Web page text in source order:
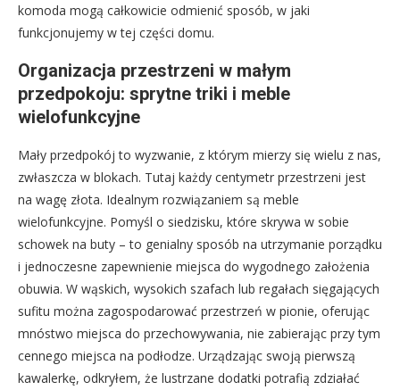
komoda mogą całkowicie odmienić sposób, w jaki
funkcjonujemy w tej części domu.
Organizacja przestrzeni w małym
przedpokoju: sprytne triki i meble
wielofunkcyjne
Mały przedpokój to wyzwanie, z którym mierzy się wielu z nas,
zwłaszcza w blokach. Tutaj każdy centymetr przestrzeni jest
na wagę złota. Idealnym rozwiązaniem są meble
wielofunkcyjne. Pomyśl o siedzisku, które skrywa w sobie
schowek na buty – to genialny sposób na utrzymanie porządku
i jednoczesne zapewnienie miejsca do wygodnego założenia
obuwia. W wąskich, wysokich szafach lub regałach sięgających
sufitu można zagospodarować przestrzeń w pionie, oferując
mnóstwo miejsca do przechowywania, nie zabierając przy tym
cennego miejsca na podłodze. Urządzając swoją pierwszą
kawalerkę, odkryłem, że lustrzane dodatki potrafią zdziałać